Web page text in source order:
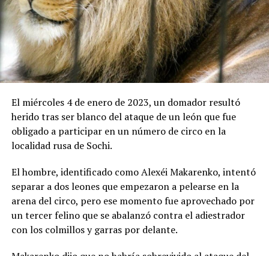
El miércoles 4 de enero de 2023, un domador resultó
herido tras ser blanco del ataque de un león que fue
obligado a participar en un número de circo en la
localidad rusa de Sochi.
El hombre, identificado como Alexéi Makarenko, intentó
separar a dos leones que empezaron a pelearse en la
arena del circo, pero ese momento fue aprovechado por
un tercer felino que se abalanzó contra el adiestrador
con los colmillos y garras por delante.